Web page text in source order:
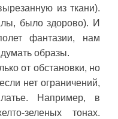
из ткани).
было здорово). И
фантазии, нам
образы.
от обстановки, но
нет ограничений,
Например, в
зеленых тонах.